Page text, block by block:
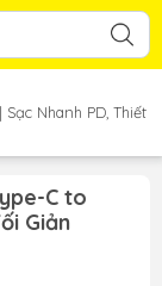
Nhanh PD, Thiết
C to
Giản